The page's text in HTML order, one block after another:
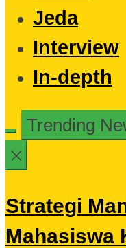
Jeda
Interview
In-depth
Trending
Strategi
Mahasiswa